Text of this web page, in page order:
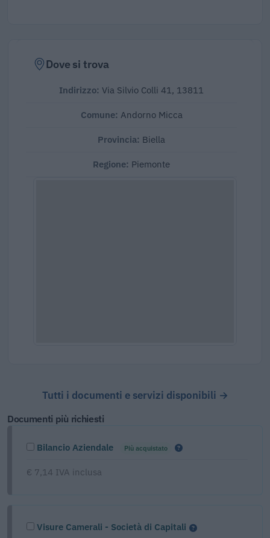
Dove si trova
Indirizzo: Via Silvio Colli 41, 13811
Comune: Andorno Micca
Provincia: Biella
Regione: Piemonte
Tutti i documenti e servizi disponibili →
Documenti più richiesti
Bilancio Aziendale Più acquistato
€ 7,14 IVA inclusa
Visure Camerali - Società di Capitali